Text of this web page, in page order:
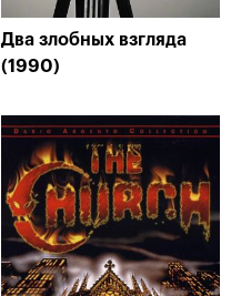
Два злобных взгляда
(1990)